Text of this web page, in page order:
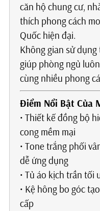
căn hộ chung cư,
thích phong cách
Quốc hiện đại.
Không gian sử
giúp phòng ngủ
cùng nhiều phong
Điểm Nổi Bật Của
• Thiết kế đồng bộ
cong mềm mại
• Tone trắng phối
dễ ứng dụng
• Tủ áo kịch trần tối
• Kệ hông bo góc
cấp